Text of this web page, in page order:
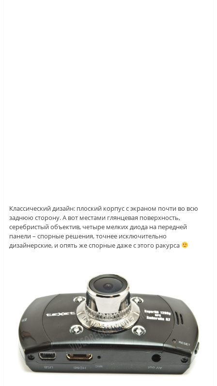
Классический дизайн: плоский корпус с экраном почти во всю
заднюю сторону. А вот местами глянцевая поверхность,
серебристый объектив, четыре мелких диода на передней
панели – спорные решения, точнее исключительно
дизайнерские, и опять же спорные даже с этого ракурса